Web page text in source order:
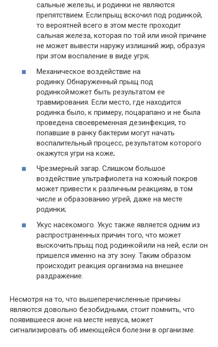
сальные железы, и родинки не являются
препятствием. Если прыщ вскочил под родинкой,
то вероятней всего в этом месте проходит
сальная железа, которая по той или иной причине
не может вывести наружу излишний жир, образуя
при этом воспаление в виде угря;
Механическое воздействие на
родинку. Обнаруженный прыщ под
родинкой может быть результатом ее
травмирования. Если место, где находится
родинка было, к примеру, поцарапано и не была
проведена своевременная дезинфекция, то
попавшие в ранку бактерии могут начать
воспалительный процесс, результатом которого
окажутся угри на коже;
Чрезмерный загар. Слишком большое
воздействие ультрафиолета на кожный покров
может привести к различным реакциям, в том
числе и образованию угрей, даже на месте
родинки;
Укус насекомого. Укус также является одним из
распространенных причин того, что может
выскочить прыщ под родинкой или на ней, если он
пришелся именно на эту зону. Таким образом
происходит реакция организма на внешнее
раздражение.
Несмотря на то, что вышеперечисленные причины
являются довольно безобидными, стоит помнить, что
появившееся акне на месте невуса, может
сигнализировать об имеющейся болезни в организме.